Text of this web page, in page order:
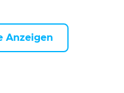
Anzeigen